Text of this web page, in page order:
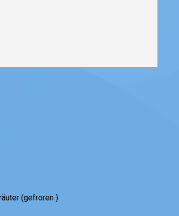
(gefroren )